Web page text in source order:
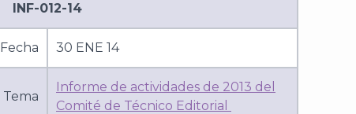
INF-012-14
Fecha 30 ENE 14
Tema
Informe de actividades de 2013 del
Comité de Técnico Editorial